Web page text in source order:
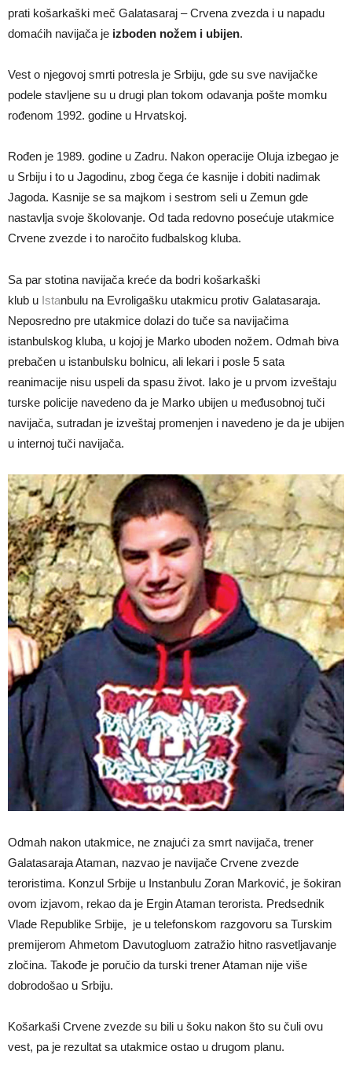
prati košarkaški meč Galatasaraj – Crvena zvezda i u napadu
domaćih navijača je izboden nožem i ubijen.
Vest o njegovoj smrti potresla je Srbiju, gde su sve navijačke
podele stavljene su u drugi plan tokom odavanja pošte momku
rođenom 1992. godine u Hrvatskoj.
Rođen je 1989. godine u Zadru. Nakon operacije Oluja izbegao je
u Srbiju i to u Jagodinu, zbog čega će kasnije i dobiti nadimak
Jagoda. Kasnije se sa majkom i sestrom seli u Zemun gde
nastavlja svoje školovanje. Od tada redovno posećuje utakmice
Crvene zvezde i to naročito fudbalskog kluba.
Sa par stotina navijača kreće da bodri košarkaški
klub u Istanbulu na Evroligašku utakmicu protiv Galatasaraja.
Neposredno pre utakmice dolazi do tuče sa navijačima
istanbulskog kluba, u kojoj je Marko uboden nožem. Odmah biva
prebačen u istanbulsku bolnicu, ali lekari i posle 5 sata
reanimacije nisu uspeli da spasu život. Iako je u prvom izveštaju
turske policije navedeno da je Marko ubijen u međusobnoj tuči
navijača, sutradan je izveštaj promenjen i navedeno je da je ubijen
u internoj tuči navijača.
Odmah nakon utakmice, ne znajući za smrt navijača, trener
Galatasaraja Ataman, nazvao je navijače Crvene zvezde
teroristima. Konzul Srbije u Instanbulu Zoran Marković, je šokiran
ovom izjavom, rekao da je Ergin Ataman terorista. Predsednik
Vlade Republike Srbije, je u telefonskom razgovoru sa Turskim
premijerom Ahmetom Davutogluom zatražio hitno rasvetljavanje
zločina. Takođe je poručio da turski trener Ataman nije više
dobrodošao u Srbiju.
Košarkaši Crvene zvezde su bili u šoku nakon što su čuli ovu
vest, pa je rezultat sa utakmice ostao u drugom planu.